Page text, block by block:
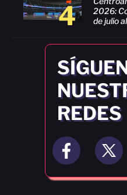
4
2026:
de julio
REDES